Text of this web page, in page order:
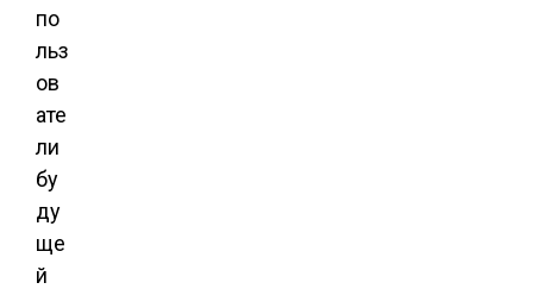
по
льз
ов
ате
ли
бу
ду
ще
й